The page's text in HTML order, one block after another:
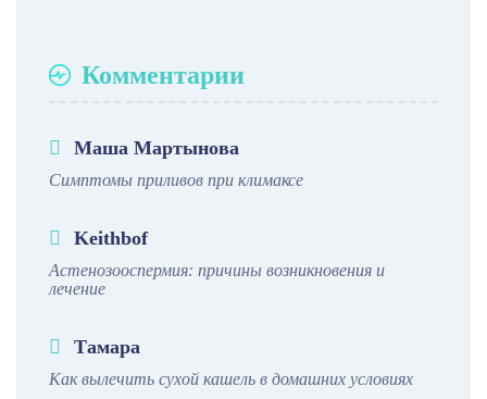
Комментарии
Маша Мартынова
Симптомы приливов при климаксе
Keithbof
Астенозооспермия: причины возникновения и
лечение
Тамара
Как вылечить сухой кашель в домашних условиях